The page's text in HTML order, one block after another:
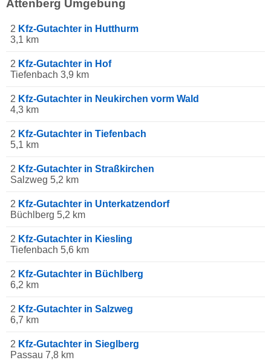
Attenberg Umgebung
2 Kfz-Gutachter in Hutthurm
3,1 km
2 Kfz-Gutachter in Hof
Tiefenbach 3,9 km
2 Kfz-Gutachter in Neukirchen vorm Wald
4,3 km
2 Kfz-Gutachter in Tiefenbach
5,1 km
2 Kfz-Gutachter in Straßkirchen
Salzweg 5,2 km
2 Kfz-Gutachter in Unterkatzendorf
Büchlberg 5,2 km
2 Kfz-Gutachter in Kiesling
Tiefenbach 5,6 km
2 Kfz-Gutachter in Büchlberg
6,2 km
2 Kfz-Gutachter in Salzweg
6,7 km
2 Kfz-Gutachter in Sieglberg
Passau 7,8 km